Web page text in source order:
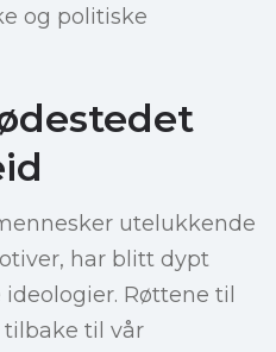
og politiske
utelukkende
har blitt dypt
Røttene til
tilbake til vår